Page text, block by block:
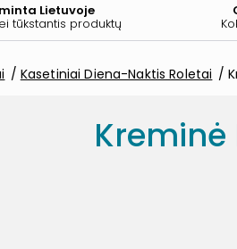
Lietuvoje
tūkstantis produktų
Kasetiniai Diena-Naktis Roletai